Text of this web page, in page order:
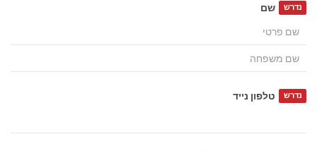
שם נדרש
טלפון נייד נדרש